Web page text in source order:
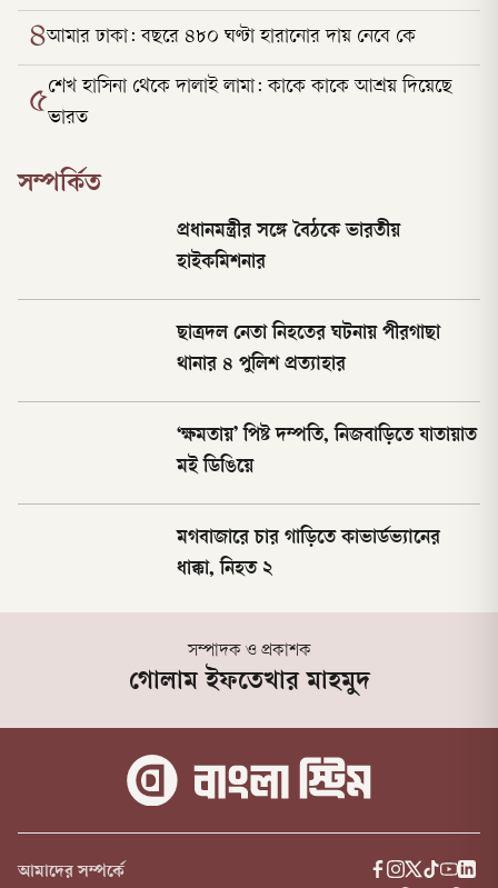
৪আমার ঢাকা: বছরে ৪৮০ ঘণ্টা হারানোর দায় নেবে কে
৫শেখ হাসিনা থেকে দালাই লামা: কাকে কাকে আশ্রয় দিয়েছে
ভারত
সম্পর্কিত
প্রধানমন্ত্রীর স‌ঙ্গে বৈঠকে ভারতীয়
হাইকমিশনার
ছাত্রদল নেতা নিহতের ঘটনায় পীরগাছা
থানার ৪ পুলিশ প্রত্যাহার
‘ক্ষমতায়’ পিষ্ট দম্পতি, নিজবাড়িতে যাতায়াত
মই ডিঙিয়ে
মগবাজারে চার গাড়িতে কাভার্ডভ্যানের
ধাক্কা, নিহত ২
সম্পাদক ও প্রকাশক
গোলাম ইফতেখার মাহমুদ
আমাদের সম্পর্কে